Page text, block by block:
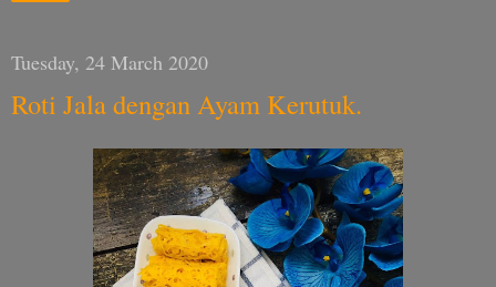
Tuesday, 24 March 2020
Roti Jala dengan Ayam Kerutuk.